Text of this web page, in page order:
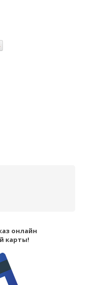
онлайн
карты!